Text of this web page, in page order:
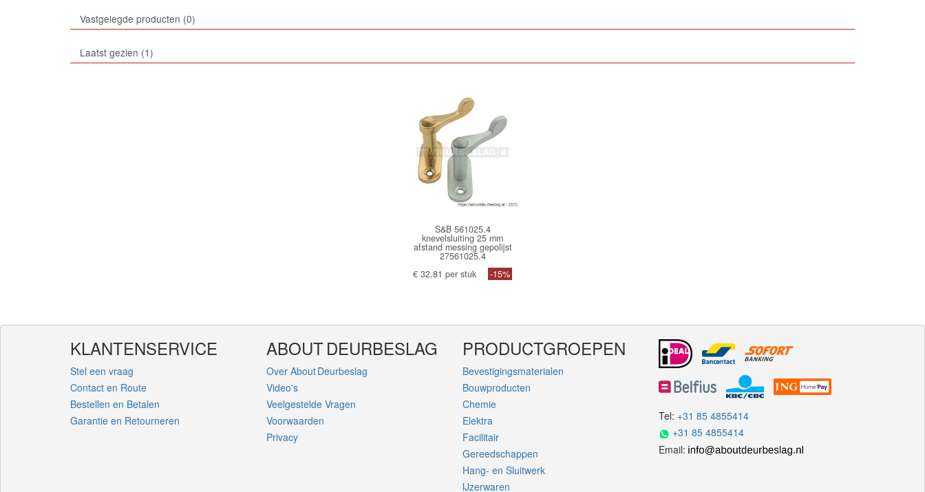
Vastgelegde producten 0
Laatst gezien 1
S&B 561025.4
knevelsluiting 25 mm
afstand messing gepolijst
27561025.4
€ 32,81 per stuk
-15%
KLANTENSERVICE
Stel een vraag
Contact en Route
Bestellen en Betalen
Garantie en Retourneren
ABOUT DEURBESLAG
Over About Deurbeslag
Video's
Veelgestelde Vragen
Voorwaarden
Privacy
PRODUCTGROEPEN
Bevestigingsmaterialen
Bouwproducten
Chemie
Elektra
Facilitair
Gereedschappen
Hang- en Sluitwerk
IJzerwaren
Tel: +31 85 4855414
+31 85 4855414
Email: